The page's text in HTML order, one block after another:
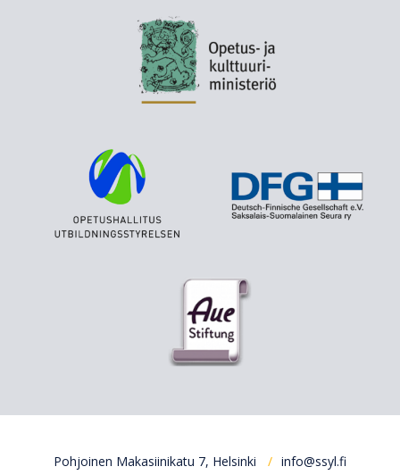
Pohjoinen Makasiinikatu 7, Helsinki
info@ssyl.fi